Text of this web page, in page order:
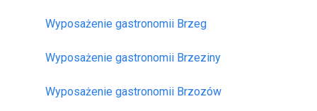
Wyposażenie gastronomii Brzeg
Wyposażenie gastronomii Brzeziny
Wyposażenie gastronomii Brzozów